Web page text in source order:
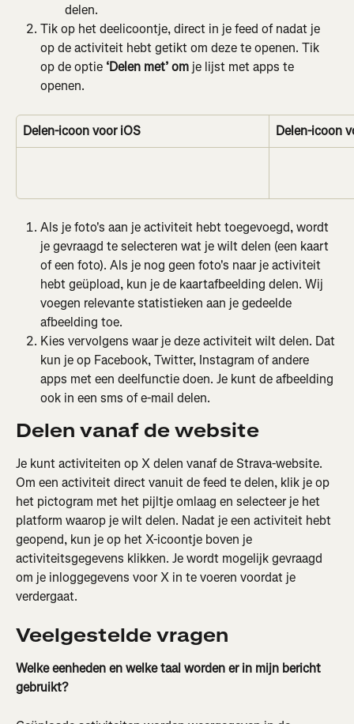
delen.
Tik op het deelicoontje, direct in je feed of nadat je
op de activiteit hebt getikt om deze te openen. Tik
op de optie ‘Delen met’ om je lijst met apps te
openen.
Delen-icoon voor iOS Delen-icoon
Als je foto's aan je activiteit hebt toegevoegd, wordt
je gevraagd te selecteren wat je wilt delen (een kaart
of een foto). Als je nog geen foto's naar je activiteit
hebt geüpload, kun je de kaartafbeelding delen. Wij
voegen relevante statistieken aan je gedeelde
afbeelding toe.
Kies vervolgens waar je deze activiteit wilt delen. Dat
kun je op Facebook, Twitter, Instagram of andere
apps met een deelfunctie doen. Je kunt de afbeelding
ook in een sms of e-mail delen.
Delen vanaf de website
Je kunt activiteiten op X delen vanaf de Strava-website.
Om een activiteit direct vanuit de feed te delen, klik je op
het pictogram met het pijltje omlaag en selecteer je het
platform waarop je wilt delen. Nadat je een activiteit hebt
geopend, kun je op het X-icoontje boven je
activiteitsgegevens klikken. Je wordt mogelijk gevraagd
om je inloggegevens voor X in te voeren voordat je
verdergaat.
Veelgestelde vragen
Welke eenheden en welke taal worden er in mijn bericht
gebruikt?